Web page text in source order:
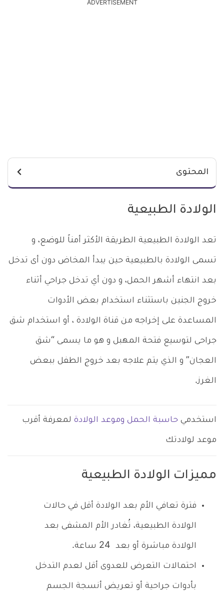
ADVERTISEMENT
المحتوى
الولادة الطبيعية
تعد الولادة الطبيعية الطريقة الأكثر أمناً للوضع، و
تسمى الولادة بالطبيعية حين يبدأ المخاض دون أى تدخل
بعد انتهاء أشهر الحمل، و دون أي تدخل جراحي أثناء
خروج الجنين باستثناء استخدام بعض الأدوات
المساعدة على إخراجه من قناة الولادة ، أو استخدام شق
جراحى لتوسيع فتحة المهبل و هو ما يسمى “شق
العجان” و الذي يتم علاجه بعد خروج الطفل ببعض
الغرز.
استخدمي حاسبة الحمل وموعد الولادة لمعرفة أقرب
موعد لولادتك
مميزات الولادة الطبيعية
فترة تعافي الأم بعد الولادة أقل في حالات
الولادة الطبيعية، تُغادر الأم المشفى بعد
الولادة مباشرة أو بعد 24 ساعة.
احتمالات التعرض للعدوى أقل لعدم التدخل
بأدوات جراحية أو تعريض أنسجة الجسم